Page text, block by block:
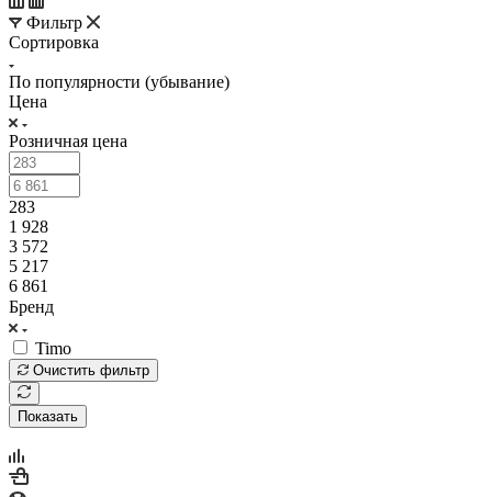
Фильтр
Сортировка
По популярности (убывание)
Цена
Розничная цена
283
1 928
3 572
5 217
6 861
Бренд
Timo
Очистить фильтр
Показать